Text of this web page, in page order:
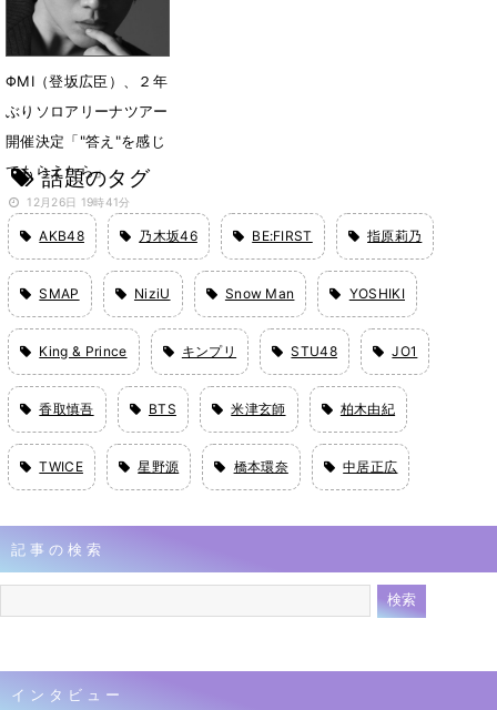
ΦMI（登坂広臣）、２年
ぶりソロアリーナツアー
開催決定「"答え"を感じ
てもらえたら」
12月26日 19時41分
話題のタグ
AKB48 乃木坂46 BE:FIRST 指原莉乃
SMAP NiziU Snow Man YOSHIKI
King & Prince キンプリ STU48 JO1
香取慎吾 BTS 米津玄師 柏木由紀
TWICE 星野源 橋本環奈 中居正広
記事の検索
インタビュー